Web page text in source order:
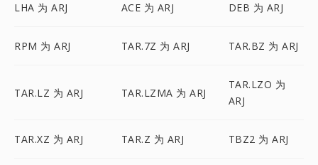
LHA 为 ARJ ACE 为 ARJ DEB 为 ARJ
RPM 为 ARJ TAR.7Z 为 ARJ TAR.BZ 为 ARJ
TAR.LZ 为 ARJ TAR.LZMA 为 ARJ
TAR.LZO 为
ARJ
TAR.XZ 为 ARJ TAR.Z 为 ARJ TBZ2 为 ARJ